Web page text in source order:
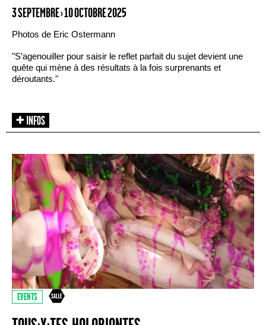
3 SEPTEMBRE › 10 OCTOBRE 2025
Photos de Eric Ostermann
"S’agenouiller pour saisir le reflet parfait du sujet devient une
quête qui mène à des résultats à la fois surprenants et
déroutants."
EVENTS